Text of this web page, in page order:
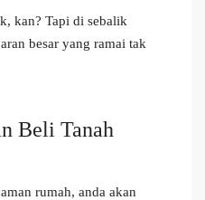
kan? Tapi di sebalik
besar yang ramai tak
Beli Tanah
rumah, anda akan